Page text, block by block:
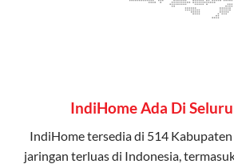
IndiHome Ada Di
IndiHome tersedia di 514
jaringan terluas di Indonesia,